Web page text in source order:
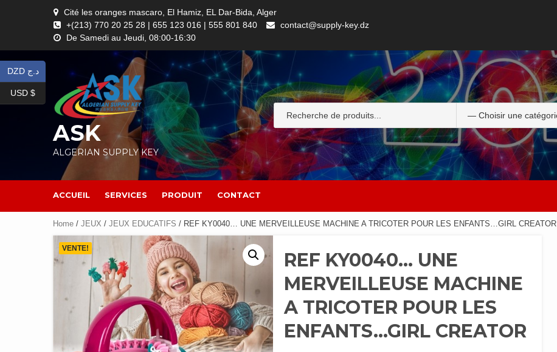
Cité les oranges mascaro, El Hamiz, EL Dar-Bida, Alger
+(213) 770 20 25 28 | 655 123 016 | 555 801 840
contact@supply-key.dz
De Samedi au Jeudi, 08:00-16:30
ASK
ALGERIAN SUPPLY KEY
ACCUEIL SERVICES PRODUIT CONTACT
Home / JEUX / JEUX EDUCATIFS / REF KY0040… UNE MERVEILLEUSE MACHINE A TRICOTER POUR LES ENFANTS…GIRL CREATOR
VENTE!
REF KY0040… UNE
MERVEILLEUSE MACHINE
A TRICOTER POUR LES
ENFANTS…GIRL CREATOR
DZD د.ج
USD $